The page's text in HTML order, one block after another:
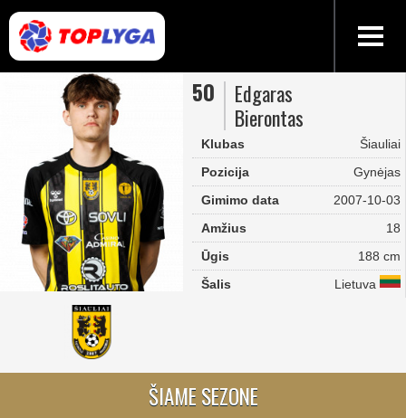
50
Edgaras
Bierontas
Klubas
Šiauliai
Pozicija
Gynėjas
Gimimo data
2007-10-03
Amžius
18
Ūgis
188 cm
Šalis
Lietuva
ŠIAME SEZONE